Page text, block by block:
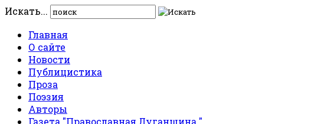
Искать...
Главная
О сайте
Новости
Публицистика
Проза
Поэзия
Авторы
Газета "Православная Луганщина "